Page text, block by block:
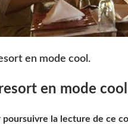
en mode cool.
resort en mode
poursuivre la lecture de ce